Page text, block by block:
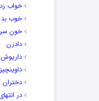
خواب
خوب
خون
دادزن
داریوش
داوینچیز
در